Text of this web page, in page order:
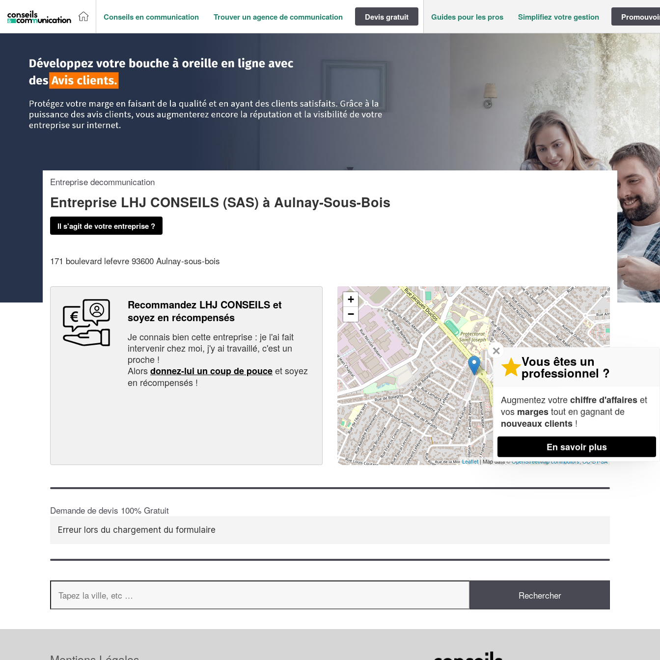
Conseils en communication Trouver un agence de communication Devis gratuit Guides pour les pros Simplifiez votre gestion
Entreprise decommunication
Entreprise LHJ CONSEILS (SAS) à Aulnay-Sous-Bois
Il s'agit de votre entreprise ?
171 boulevard lefevre 93600 Aulnay-sous-bois
Recommandez LHJ CONSEILS et
soyez en récompensés
Je connais bien cette entreprise : je l'ai fait
intervenir chez moi, j'y ai travaillé, c'est un
proche !
Alorsdonnez-lui un coup de pouceet soyez
en récompensés !
+
−
Leaflet| Map data ©OpenStreetMap contributors,CC-BY-SA
Demande de devis 100% Gratuit
Erreur lors du chargement du formulaire
✕
Vous êtes un
professionnel ?
Augmentez votrechiffre d'affaireset
vos margestout en gagnant de
nouveaux clients !
En savoir plus